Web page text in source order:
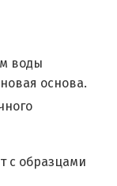
воды
основа.
с образцами